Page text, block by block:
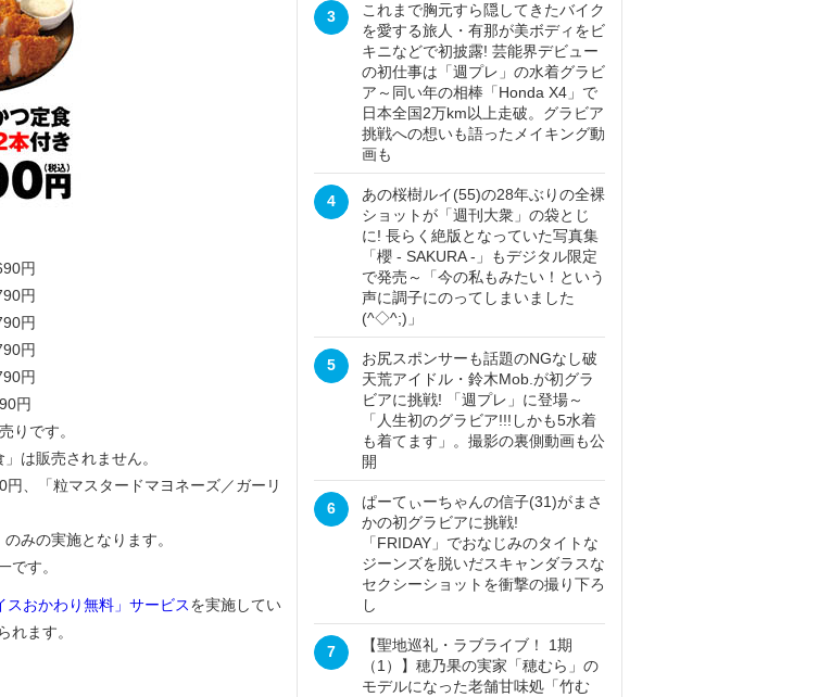
円
円
円
円
円
りです。
は販売されません。
、「粒マスタードマヨネーズ／ガーリ
みの実施となります。
です。
おかわり無料」サービスを実施してい
れます。
3
これまで胸元すら隠してきたバイク
を愛する旅人・有那が美ボディをビ
キニなどで初披露! 芸能界デビュー
の初仕事は「週プレ」の水着グラビ
ア～同い年の相棒「Honda X4」で
日本全国2万km以上走破。グラビア
挑戦への想いも語ったメイキング動
画も
4
あの桜樹ルイ(55)の28年ぶりの全裸
ショットが「週刊大衆」の袋とじ
に! 長らく絶版となっていた写真集
「櫻 - SAKURA -」もデジタル限定
で発売～「今の私もみたい！という
声に調子にのってしまいました
(^◇^;)」
5
お尻スポンサーも話題のNGなし破
天荒アイドル・鈴木Mob.が初グラ
ビアに挑戦! 「週プレ」に登場～
「人生初のグラビア!!!しかも5水着
も着てます」。撮影の裏側動画も公
開
6
ぱーてぃーちゃんの信子(31)がまさ
かの初グラビアに挑戦!
「FRIDAY」でおなじみのタイトな
ジーンズを脱いだスキャンダラスな
セクシーショットを衝撃の撮り下ろ
し
7
【聖地巡礼・ラブライブ！ 1期
（1）】穂乃果の実家「穂むら」の
モデルになった老舗甘味処「竹む